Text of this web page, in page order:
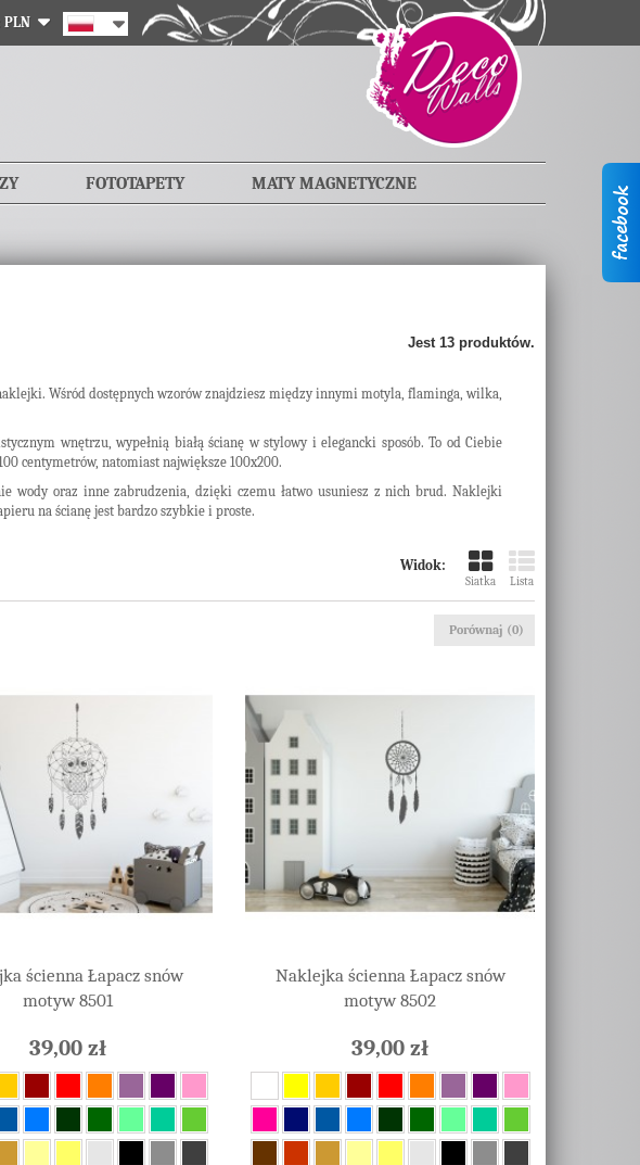
PLN
FOTOTAPETY MATY MAGNETYCZNE
Jest 13 produktów.
Wśród dostępnych wzorów znajdziesz między innymi motyla, flaminga, wilka,
wnętrzu, wypełnią białą ścianę w stylowy i elegancki sposób. To od Ciebie
centymetrów, natomiast największe 100x200.
wody oraz inne zabrudzenia, dzięki czemu łatwo usuniesz z nich brud. Naklejki
na ścianę jest bardzo szybkie i proste.
Widok:
Siatka Lista
Porównaj (0)
ścienna Łapacz snów
motyw 8501
39,00 zł
Naklejka ścienna Łapacz snów
motyw 8502
39,00 zł